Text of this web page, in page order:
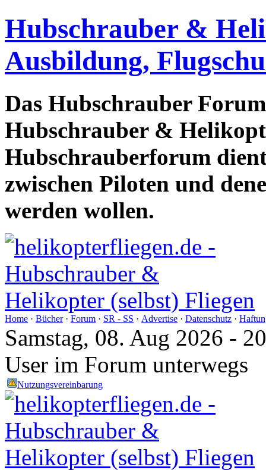
Hubschrauber &
Ausbildung,
Das Hubschrauber
Hubschrauber &
Hubschrauberforum
zwischen Piloten und
werden wollen.
Home · Bücher· Forum · SR - SS · Advertise · Datenschutz ·
Samstag, 08. Aug 2026 -
User im Forum unterwegs
Nutzungsvereinbarung